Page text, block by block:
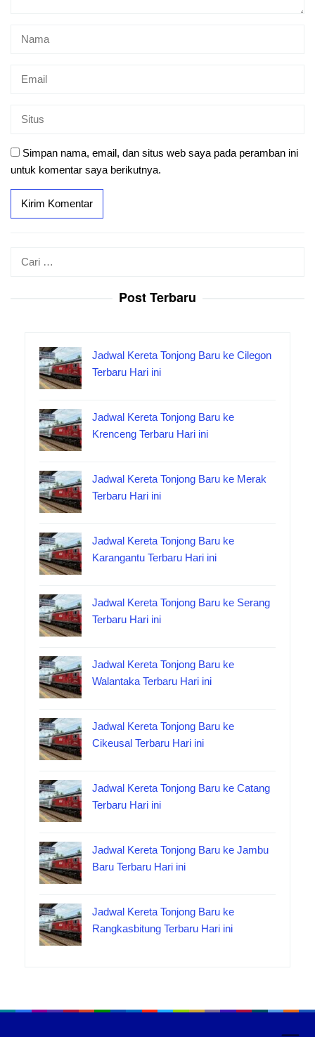
Simpan nama, email, dan situs web saya pada peramban ini
untuk komentar saya berikutnya.
Post Terbaru
Jadwal Kereta Tonjong Baru ke Cilegon
Terbaru Hari ini
Jadwal Kereta Tonjong Baru ke
Krenceng Terbaru Hari ini
Jadwal Kereta Tonjong Baru ke Merak
Terbaru Hari ini
Jadwal Kereta Tonjong Baru ke
Karangantu Terbaru Hari ini
Jadwal Kereta Tonjong Baru ke Serang
Terbaru Hari ini
Jadwal Kereta Tonjong Baru ke
Walantaka Terbaru Hari ini
Jadwal Kereta Tonjong Baru ke
Cikeusal Terbaru Hari ini
Jadwal Kereta Tonjong Baru ke Catang
Terbaru Hari ini
Jadwal Kereta Tonjong Baru ke Jambu
Baru Terbaru Hari ini
Jadwal Kereta Tonjong Baru ke
Rangkasbitung Terbaru Hari ini